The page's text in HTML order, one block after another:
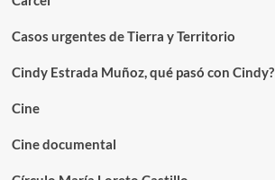
Casos urgentes de Tierra y Territorio
Cindy Estrada Muñoz, qué pasó con Cindy?
Cine
Cine documental